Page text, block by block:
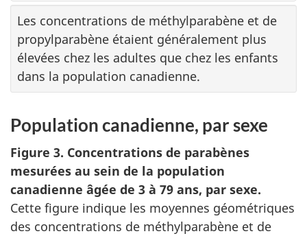
Les concentrations de méthylparabène et de
propylparabène étaient généralement plus
élevées chez les adultes que chez les enfants
dans la population canadienne.
Population canadienne, par sexe
Figure 3. Concentrations de parabènes
mesurées au sein de la population
canadienne âgée de 3 à 79 ans, par sexe.
Cette figure indique les moyennes géométriques
des concentrations de méthylparabène et de